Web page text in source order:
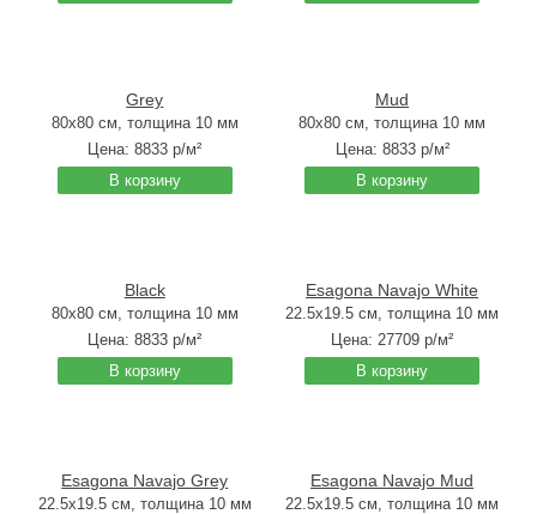
Grey
80x80 см, толщина 10 мм
Цена:8833 р/м²
В корзину
Mud
80x80 см, толщина 10 мм
Цена: 8833р/м²
В корзину
Black
80x80 см, толщина 10 мм
Цена:8833 р/м²
В корзину
Esagona Navajo White
22.5x19.5 см, толщина 10 мм
Цена: 27709 р/м²
В корзину
Esagona Navajo Grey
22.5x19.5 см, толщина 10 мм
Esagona Navajo Mud
22.5x19.5 см, толщина 10 мм